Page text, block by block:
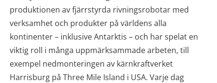
produktionen av fjärrstyrda rivningsrobotar med
verksamhet och produkter på världens alla
kontinenter – inklusive Antarktis – och har spelat en
viktig roll i många uppmärksammade arbeten, till
exempel nedmonteringen av kärnkraftverket
Harrisburg på Three Mile Island i USA. Varje dag